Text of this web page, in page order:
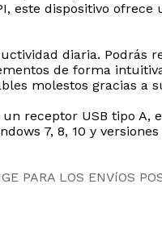
este dispositivo
diaria. Podrás
de forma
molestos gracias a
receptor USB tipo A,
7, 8, 10 y
PARA LOS ENVíOS